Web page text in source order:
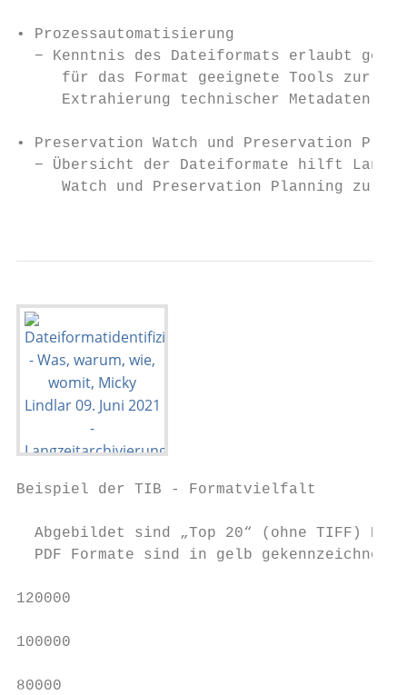
• Prozessautomatisierung
− Kenntnis des Dateiformats erlaubt
für das Format geeignete Tools zur
     Extrahierung technischer Metadaten
• Preservation Watch und Preservation
− Übersicht der Dateiformate hilft
Watch und Preservation Planning zu
Beispiel der TIB - Formatvielfalt
Abgebildet sind „Top 20“ (ohne TIFF)
  PDF Formate sind in gelb gekennzeichnet
120000
100000
80000